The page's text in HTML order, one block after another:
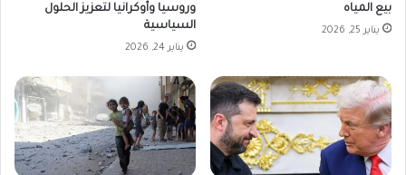
بيع المياه
يناير 25, 2026
وروسيا وأوكرانيا لتعزيز الحلول
السياسية
يناير 24, 2026